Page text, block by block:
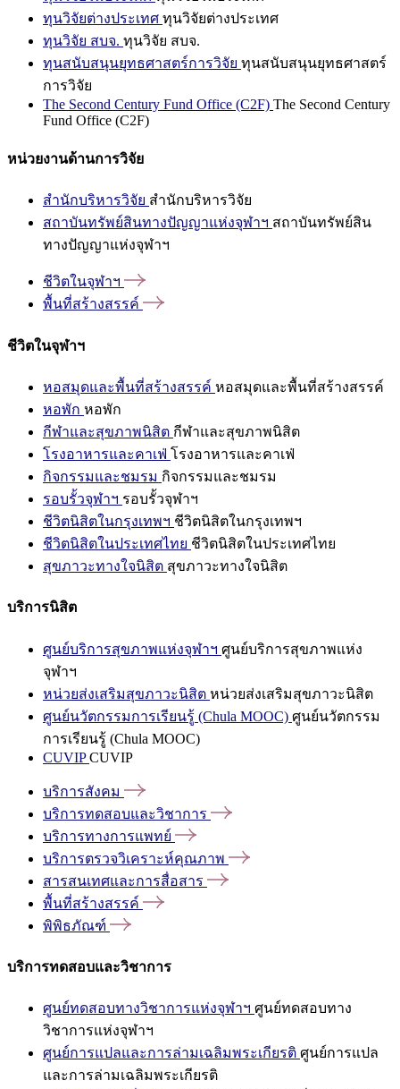
ทุนวิจัยต่างประเทศ ทุนวิจัยต่างประเทศ
ทุนวิจัย สบจ. ทุนวิจัย สบจ.
ทุนสนับสนุนยุทธศาสตร์การวิจัย ทุนสนับสนุนยุทธศาสตร์
การวิจัย
The Second Century Fund Office (C2F) The Second Century
Fund Office (C2F)
หน่วยงานด้านการวิจัย
สำนักบริหารวิจัย สำนักบริหารวิจัย
สถาบันทรัพย์สินทางปัญญาแห่งจุฬาฯ สถาบันทรัพย์สิน
ทางปัญญาแห่งจุฬาฯ
ชีวิตในจุฬาฯ
พื้นที่สร้างสรรค์
ชีวิตในจุฬาฯ
หอสมุดและพื้นที่สร้างสรรค์ หอสมุดและพื้นที่สร้างสรรค์
หอพัก หอพัก
กีฬาและสุขภาพนิสิต กีฬาและสุขภาพนิสิต
โรงอาหารและคาเฟ่ โรงอาหารและคาเฟ่
กิจกรรมและชมรม กิจกรรมและชมรม
รอบรั้วจุฬาฯ รอบรั้วจุฬาฯ
ชีวิตนิสิตในกรุงเทพฯ ชีวิตนิสิตในกรุงเทพฯ
ชีวิตนิสิตในประเทศไทย ชีวิตนิสิตในประเทศไทย
สุขภาวะทางใจนิสิต สุขภาวะทางใจนิสิต
บริการนิสิต
ศูนย์บริการสุขภาพแห่งจุฬาฯ ศูนย์บริการสุขภาพแห่ง
จุฬาฯ
หน่วยส่งเสริมสุขภาวะนิสิต หน่วยส่งเสริมสุขภาวะนิสิต
ศูนย์นวัตกรรมการเรียนรู้ (Chula MOOC) ศูนย์นวัตกรรม
การเรียนรู้ (Chula MOOC)
CUVIPCUVIP
บริการสังคม
บริการทดสอบและวิชาการ
บริการทางการแพทย์
บริการตรวจวิเคราะห์คุณภาพ
สารสนเทศและการสื่อสาร
พื้นที่สร้างสรรค์
พิพิธภัณฑ์
บริการทดสอบและวิชาการ
ศูนย์ทดสอบทางวิชาการแห่งจุฬาฯ ศูนย์ทดสอบทาง
วิชาการแห่งจุฬาฯ
ศูนย์การแปลและการล่ามเฉลิมพระเกียรติ ศูนย์การแปล
และการล่ามเฉลิมพระเกียรติ